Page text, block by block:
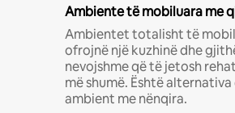
Ambiente të mobiluara me
Ambientet totalisht të
ofrojnë një kuzhinë dhe
nevojshme që të jetosh
më shumë. Është
ambient me nënqira.